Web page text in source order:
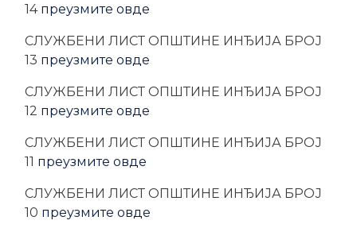
14 преузмите овде
CЛУЖБЕНИ ЛИСТ ОПШТИНЕ ИНЂИЈА БРОЈ
13 преузмите овде
CЛУЖБЕНИ ЛИСТ ОПШТИНЕ ИНЂИЈА БРОЈ
12 преузмите овде
CЛУЖБЕНИ ЛИСТ ОПШТИНЕ ИНЂИЈА БРОЈ
11 преузмите овде
CЛУЖБЕНИ ЛИСТ ОПШТИНЕ ИНЂИЈА БРОЈ
10 преузмите овде